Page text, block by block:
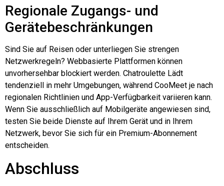
Regionale Zugangs- und
Gerätebeschränkungen
Sind Sie auf Reisen oder unterliegen Sie strengen
Netzwerkregeln? Webbasierte Plattformen können
unvorhersehbar blockiert werden. Chatroulette Lädt
tendenziell in mehr Umgebungen, während CooMeet je nach
regionalen Richtlinien und App-Verfügbarkeit variieren kann.
Wenn Sie ausschließlich auf Mobilgeräte angewiesen sind,
testen Sie beide Dienste auf Ihrem Gerät und in Ihrem
Netzwerk, bevor Sie sich für ein Premium-Abonnement
entscheiden.
Abschluss